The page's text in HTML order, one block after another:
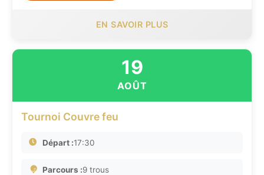
EN SAVOIR PLUS
19
AOÛT
Tournoi Couvre feu
Départ :17:30
Parcours :9 trous